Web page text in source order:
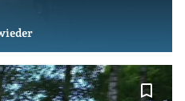
bookmark_border